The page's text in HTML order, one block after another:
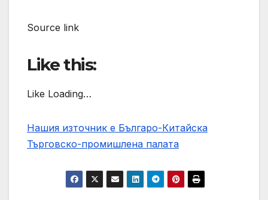
Source link
Like this:
Like Loading…
Нашия източник е Българо-Китайска
Търговско-промишлена палaта